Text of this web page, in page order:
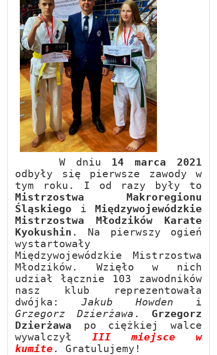
W dniu 14 marca 2021
odbyły się pierwsze zawody w
tym roku. I od razy były to
Mistrzostwa Makroregionu
Śląskiego i Międzywojewódzkie
Mistrzostwa Młodzików Karate
Kyokushin . Na pierwszy ogień
wystartowały
Międzywojewódzkie Mistrzostwa
Młodzików. Wzięło w nich
udział łącznie 103 zawodników
nasz klub reprezentowała
dwójka:Jakub Howden i
Grzegorz Dzierżawa . Grzegorz
Dzierżawa po ciężkiej walce
wywalczył III miejsce w
kumite . Gratulujemy!